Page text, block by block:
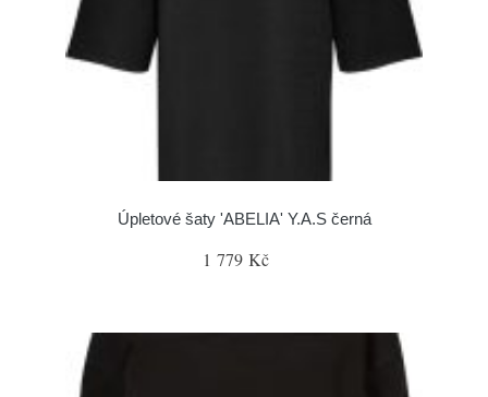
Úpletové šaty 'ABELIA' Y.A.S černá
1 779 Kč